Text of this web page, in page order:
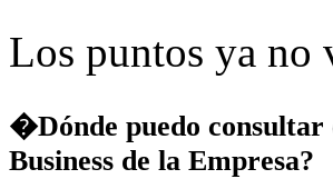
Los puntos ya no
�Dónde puedo consultar
Business de la Empresa?